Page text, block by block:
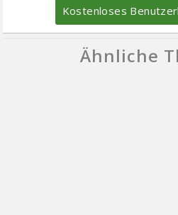
Kostenloses
Ähnliche